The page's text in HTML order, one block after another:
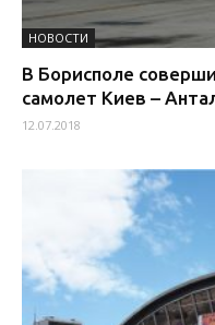
НОВОСТИ
В Борисполе
самолет Киев –
12.07.2018